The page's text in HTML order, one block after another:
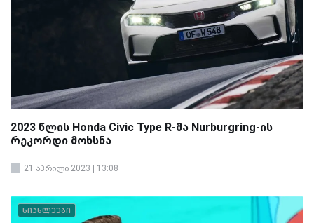
2023 წლის Honda Civic Type R-მა Nurburgring-ის
რეკორდი მოხსნა
21 აპრილი 2023 | 13:08
სიახლეები